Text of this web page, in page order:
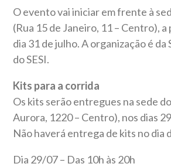
O evento vai iniciar em frente à
(Rua 15 de Janeiro, 11 – Centro),
dia 31 de julho. A organização é da
do SESI.
Kits para a corrida
Os kits serão entregues na sede do
Aurora, 1220 – Centro), nos dias
Não haverá entrega de kits no dia
Dia 29/07 – Das 10h às 20h